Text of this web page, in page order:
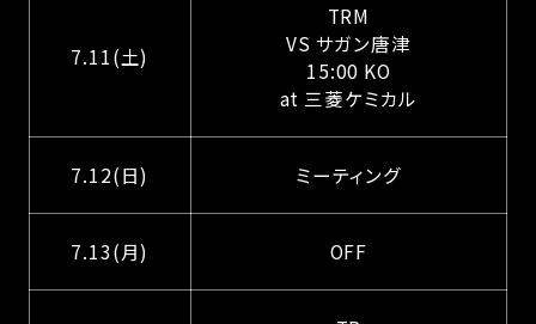
7.11(土)
TRM
VS サガン唐津
15:00 KO
at 三菱ケミカル
7.12(日) ミーティング
7.13(月) OFF